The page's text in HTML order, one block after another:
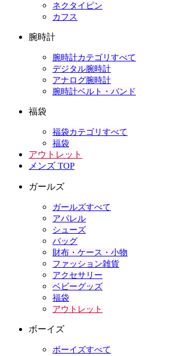
ネクタイピン
カフス
腕時計
腕時計カテゴリすべて
デジタル腕時計
アナログ腕時計
腕時計ベルト・バンド
福袋
福袋カテゴリすべて
福袋
アウトレット
メンズ TOP
ガールズ
ガールズすべて
アパレル
シューズ
バッグ
財布・ケース・小物
ファッション雑貨
アクセサリー
ベビーグッズ
福袋
アウトレット
ボーイズ
ボーイズすべて